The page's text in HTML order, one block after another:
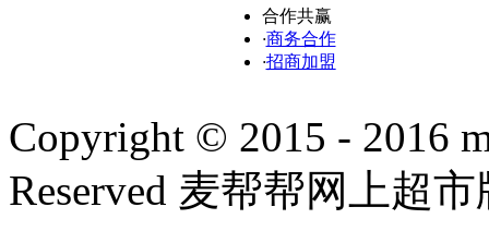
合作共赢
·商务合作
·招商加盟
Copyright © 2015 - 2016
Reserved 麦帮帮网上超